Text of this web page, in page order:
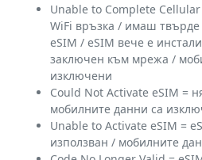
Unable to Complete
WiFi връзка / имаш
eSIM / eSIM вече е
заключен към мрежа /
изключени
Could Not Activate eSIM =
мобилните данни са
Unable to Activate eSIM =
използван / мобилните